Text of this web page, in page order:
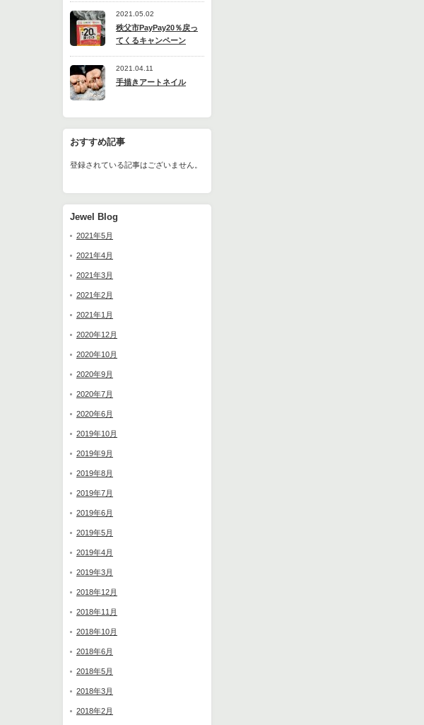
2021.05.02
秩父市PayPay20％戻っ
てくるキャンペーン
2021.04.11
手描きアートネイル
おすすめ記事
登録されている記事はございません。
Jewel Blog
2021年5月
2021年4月
2021年3月
2021年2月
2021年1月
2020年12月
2020年10月
2020年9月
2020年7月
2020年6月
2019年10月
2019年9月
2019年8月
2019年7月
2019年6月
2019年5月
2019年4月
2019年3月
2018年12月
2018年11月
2018年10月
2018年6月
2018年5月
2018年3月
2018年2月